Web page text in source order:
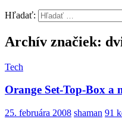
Hľadať:
Archív značiek:
Tech
Orange Set-Top-Box a
25. februára 2008 shaman 91